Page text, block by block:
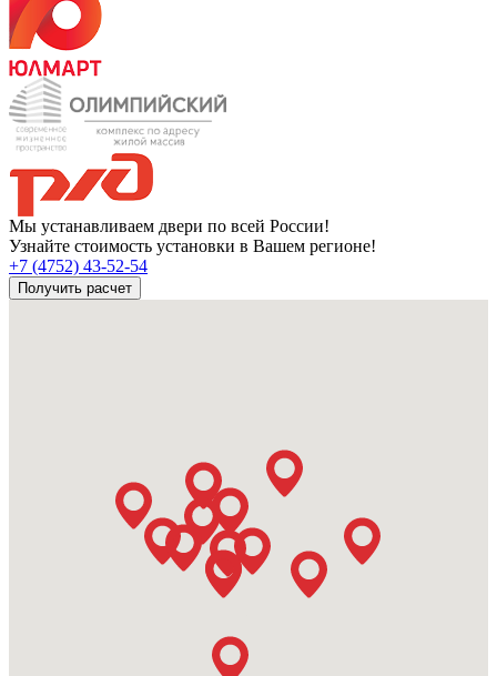
Мы устанавливаем двери по всей России!
Узнайте стоимость установки в Вашем регионе!
+7 (4752) 43-52-54
Получить расчет